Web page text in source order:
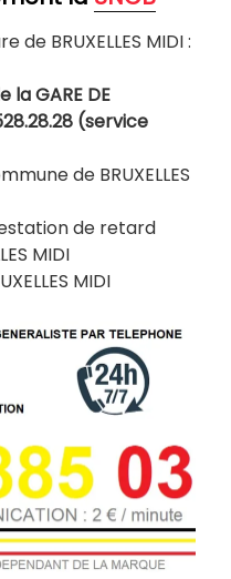
BRUXELLES MIDI :
GARE DE
(service
de BRUXELLES
de retard
MIDI
MIDI